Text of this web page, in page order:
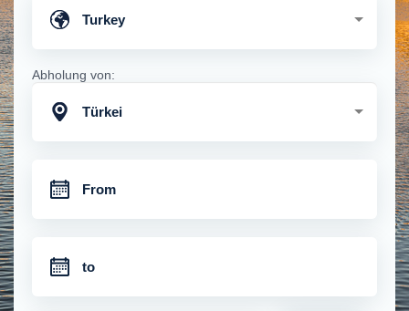
Turkey
Abholung von:
Türkei